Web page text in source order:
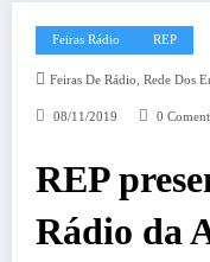
Feiras Rádio REP
Feiras De Rádio Rede Dos
08/11/2019 0
REP
Rádio da